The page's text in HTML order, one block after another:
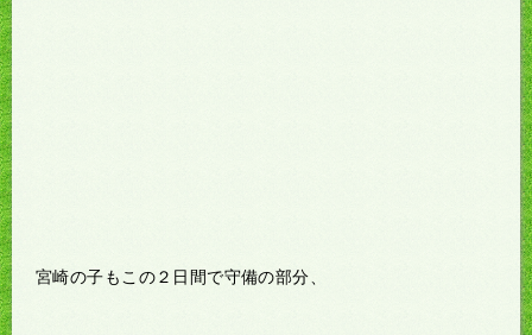
宮崎の子もこの２日間で守備の部分、